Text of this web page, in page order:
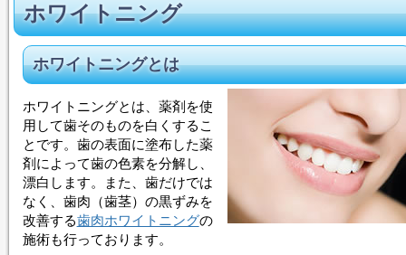
ホワイトニング
ホワイトニングとは
ホワイトニングとは、薬剤を使
用して歯そのものを白くするこ
とです。歯の表面に塗布した薬
剤によって歯の色素を分解し、
漂白します。また、歯だけでは
なく、歯肉（歯茎）の黒ずみを
改善する歯肉ホワイトニングの
施術も行っております。